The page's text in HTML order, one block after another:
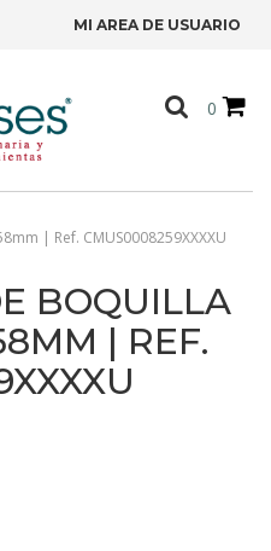
MI AREA DE USUARIO
0
| Ref. CMUS0008259XXXXU
BOQUILLA
| REF.